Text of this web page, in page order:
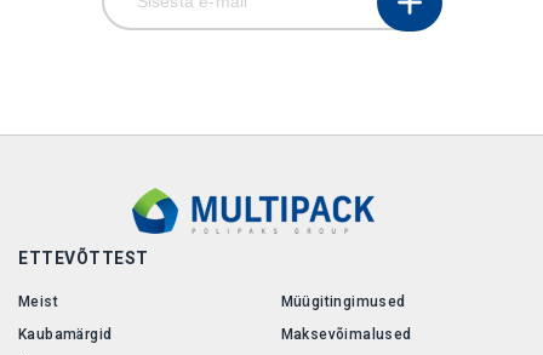
ETTEVÕTTEST
Meist
Kaubamärgid
Müügitingimused
Maksevõimalused